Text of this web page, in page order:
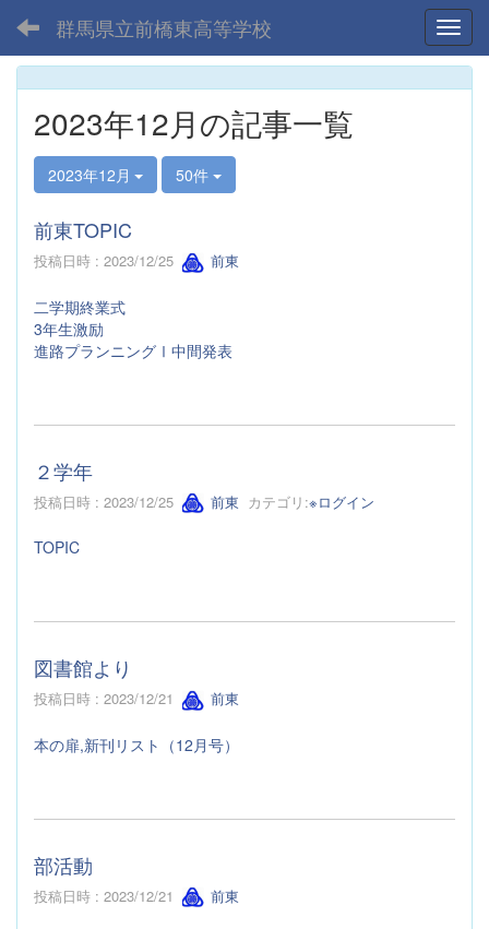
群馬県立前橋東高等学校
2023年12月の記事一覧
2023年12月 50件
前東TOPIC
投稿日時 : 2023/12/25 前東
二学期終業式
3年生激励
進路プランニングⅠ中間発表
２学年
投稿日時 : 2023/12/25 前東 カテゴリ:※ログイン
TOPIC
図書館より
投稿日時 : 2023/12/21 前東
本の扉,新刊リスト（12月号）
部活動
投稿日時 : 2023/12/21 前東